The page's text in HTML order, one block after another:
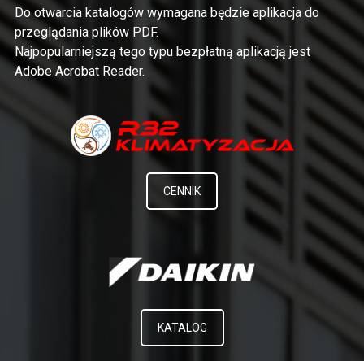
Do otwarcia katalogów wymagana będzie aplikacja do
przeglądania plików PDF.
Najpopularniejszą tego typu bezpłatną aplikacją jest
Adobe Acrobat Reader.
CENNIK
KATALOG